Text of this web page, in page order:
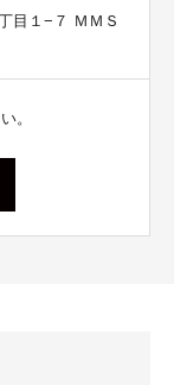
目１−７ ＭＭＳ
。